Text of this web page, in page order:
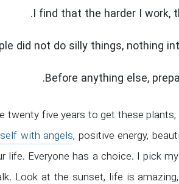
I find that the harder I work,
did not do silly things, nothing
Before anything else,
twenty five years to get these
with angels, positive energy,
life. Everyone has a choice. I pick
Look at the sunset, life is